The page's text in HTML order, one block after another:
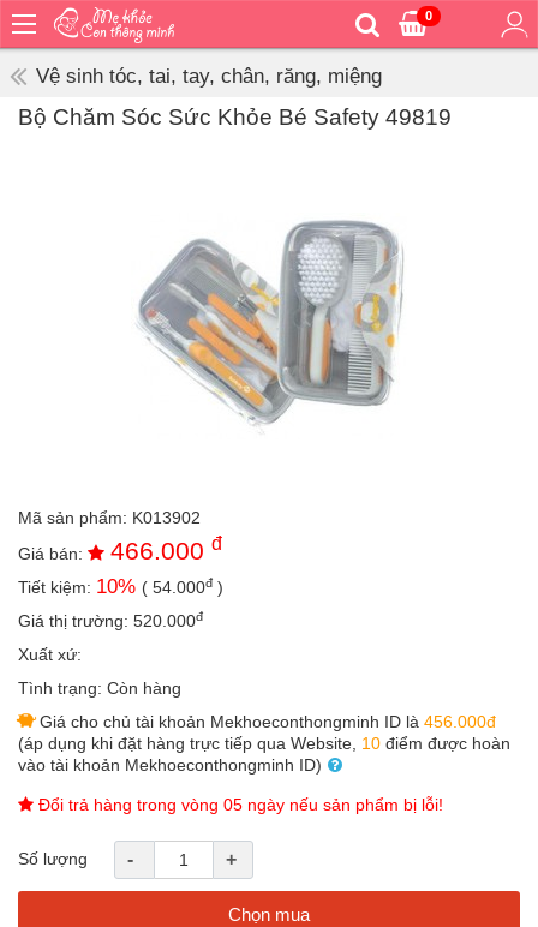
0
Bé
ăn
khỏe
an
Bé
Bé
mà
học
cho
cho
Vệ sinh tóc, tai, tay, chân, răng, miệng
Bộ Chăm Sóc Sức Khỏe Bé Safety 49819
Mã sản phẩm: K013902
Giá bán:
466.000 đ
Tiết kiệm: 10% ( 54.000đ )
Giá thị trường: 520.000đ
Xuất xứ:
Tình trạng: Còn hàng
Giá cho chủ tài khoản Mekhoeconthongminh ID là 456.000đ
(áp dụng khi đặt hàng trực tiếp qua Website, 10 điểm được hoàn
vào tài khoản Mekhoeconthongminh ID)
Đổi trả hàng trong vòng 05 ngày nếu sản phẩm bị lỗi!
Số lượng - +
Chọn mua